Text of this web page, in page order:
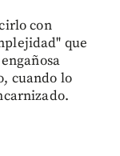
con
que
cuando lo